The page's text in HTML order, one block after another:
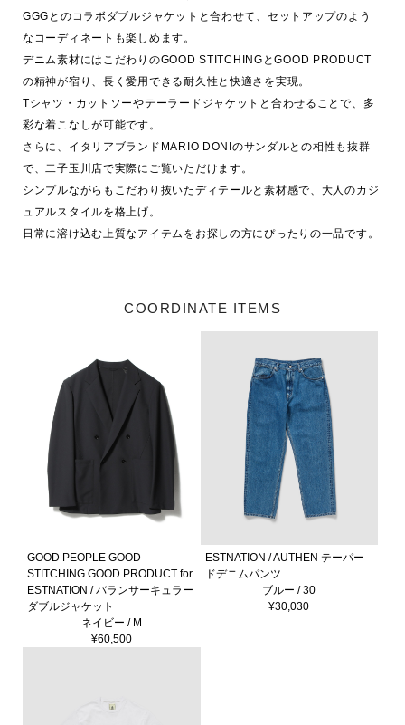
GGGとのコラボダブルジャケットと合わせて、セットアップのよう
なコーディネートも楽しめます。
デニム素材にはこだわりのGOOD STITCHINGとGOOD PRODUCT
の精神が宿り、長く愛用できる耐久性と快適さを実現。
Tシャツ・カットソーやテーラードジャケットと合わせることで、多
彩な着こなしが可能です。
さらに、イタリアブランドMARIO DONIのサンダルとの相性も抜群
で、二子玉川店で実際にご覧いただけます。
シンプルながらもこだわり抜いたディテールと素材感で、大人のカジ
ュアルスタイルを格上げ。
COORDINATE ITEMS
GOOD PEOPLE GOOD
STITCHING GOOD PRODUCT for
ESTNATION / バランサーキュラー
ダブルジャケット
ネイビー / M
¥60,500
ESTNATION / AUTHEN テーパー
ドデニムパンツ
ブルー / 30
¥30,030